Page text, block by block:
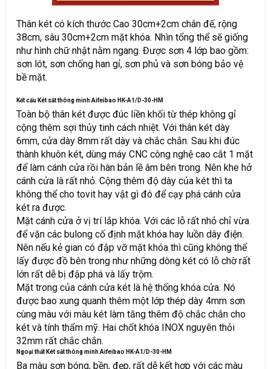
Thân két có kích thước Cao 30cm+2cm chân đế, rộng
38cm, sâu 30cm+2cm mặt khóa. Nhìn tổng thể sẽ giống
như hình chữ nhật nằm ngang. Được sơn 4 lớp bao gồm:
sơn lót, sơn chống han gỉ, sơn phủ và sơn bóng bảo vệ
bề mặt.
Kết cấu Két sắt thông minh Aifeibao HK-A1/D-30-HM
Toàn bộ thân két được đúc liền khối từ thép không gỉ
cộng thêm sợi thủy tinh cách nhiệt. Với thân két dày
6mm, cửa dày 8mm rất dày và chắc chắn. Sau khi đúc
thành khuôn két, dùng máy CNC công nghệ cao cắt 1 mặt
để làm cánh cửa rồi hàn bản lề âm bên trong. Nên khe hở
cánh cửa là rất nhỏ. Cộng thêm độ dày của két thì ta
không thể cho tovit hay vật gì đó để cạy phá cánh cửa
két ra được.
Mặt cánh cửa ở vị trí lắp khóa. Với các lỗ rất nhỏ chỉ vừa
để vặn các bulong cố định mặt khóa hay luồn dây điện.
Nên nếu kẻ gian có đập vỡ mặt khóa thì cũng không thể
lấy được đồ bên trong như những dòng két có lỗ chờ rất
lớn rất dễ bị đập phá và lấy trộm.
Mặt trong của cánh cửa két là hệ thống khóa cửa. Nó
được bao xung quanh thêm một lớp thép dày 4mm sơn
cùng màu với màu két làm tăng thêm độ chắc chắn cho
két và tính thẩm mỹ. Hai chốt khóa INOX nguyên thỏi
32mm rất chắc chắn.
Ngoại thất Két sắt thông minh Aifeibao HK-A1/D-30-HM
Ba màu sơn bóng, bền, đẹp, rất dễ kết hợp với các màu